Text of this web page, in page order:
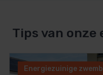
Tips van onze
Energiezuinige